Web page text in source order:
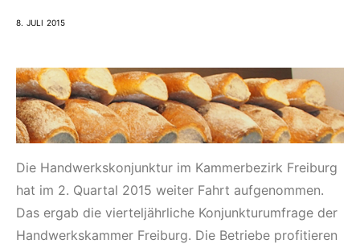
8. JULI 2015
Die Handwerkskonjunktur im Kammerbezirk Freiburg
hat im 2. Quartal 2015 weiter Fahrt aufgenommen.
Das ergab die vierteljährliche Konjunkturumfrage der
Handwerkskammer Freiburg. Die Betriebe profitieren